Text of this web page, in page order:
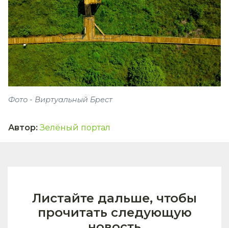
Фото - Виртуальный Брест
Автор: Зелёный портал
Листайте дальше, чтобы
прочитать следующую